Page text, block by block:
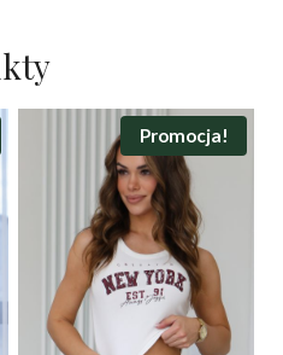
Promocja!